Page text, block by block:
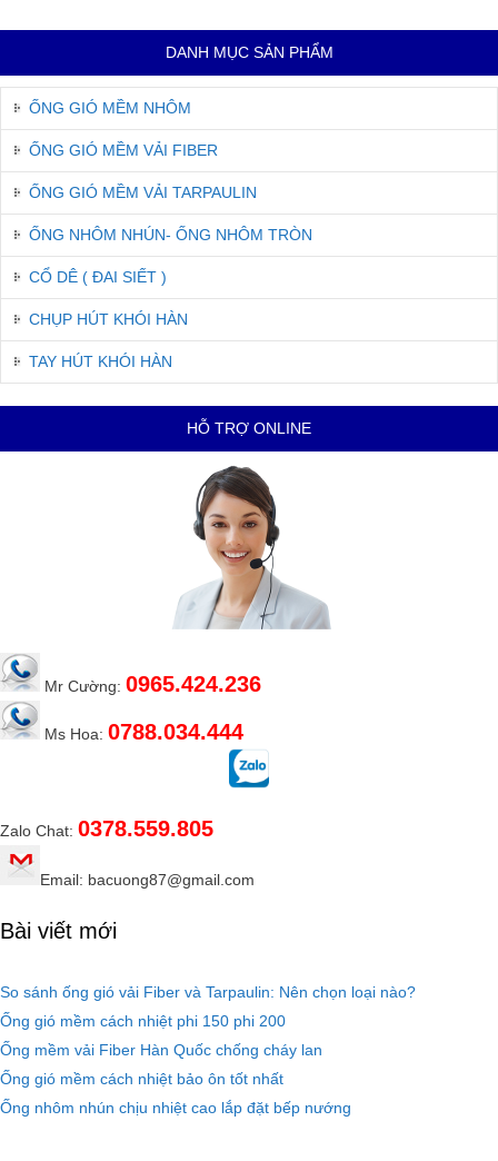
DANH MỤC SẢN PHẨM
ỐNG GIÓ MỀM NHÔM
ỐNG GIÓ MỀM VẢI FIBER
ỐNG GIÓ MỀM VẢI TARPAULIN
ỐNG NHÔM NHÚN- ỐNG NHÔM TRÒN
CỔ DÊ ( ĐAI SIẾT )
CHỤP HÚT KHÓI HÀN
TAY HÚT KHÓI HÀN
HỖ TRỢ ONLINE
Mr Cường: 0965.424.236
Ms Hoa: 0788.034.444
Zalo Chat: 0378.559.805
Email: bacuong87@gmail.com
Bài viết mới
So sánh ống gió vải Fiber và Tarpaulin: Nên chọn loại nào?
Ống gió mềm cách nhiệt phi 150 phi 200
Ống mềm vải Fiber Hàn Quốc chống cháy lan
Ống gió mềm cách nhiệt bảo ôn tốt nhất
Ống nhôm nhún chịu nhiệt cao lắp đặt bếp nướng